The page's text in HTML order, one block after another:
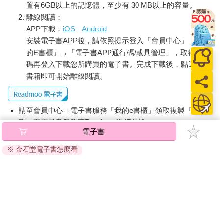
置有6GB以上的記憶體，至少有 30 MB以上的容量。
離線閱讀：
APP下載： iOS
Android
安裝電子書APP後，請依照提示登入「會員中心」→「我
的E書櫃」→「電子書APP通行碼/載具管理」，取得通行
碼再登入下載您所購買的電子書。完成下載後，點選任一
書籍即可開始離線閱讀。
請至會員中心→電子書服務「我的e書櫃」領取複製『兌換
碼』至電子書服務商Readmoo進行兌換。
退換貨須知：
因版權保護，您在金石堂所購買的電子書僅能以金石堂專屬
電子書
※ 金石堂電子書怎麼看